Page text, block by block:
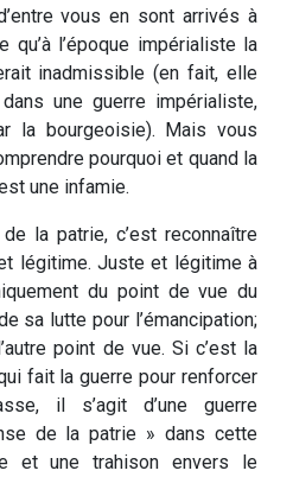
vous en sont arrivés à
qu’à l’époque impérialiste la
inadmissible (en fait, elle
une guerre impérialiste,
la bourgeoisie). Mais vous
pourquoi et quand la
une infamie.
la patrie, c’est reconnaître
légitime. Juste et légitime à
du point de vue du
sa lutte pour l’émancipation;
point de vue. Si c’est la
fait la guerre pour renforcer
il s’agit d’une guerre
de la patrie » dans cette
et une trahison envers le